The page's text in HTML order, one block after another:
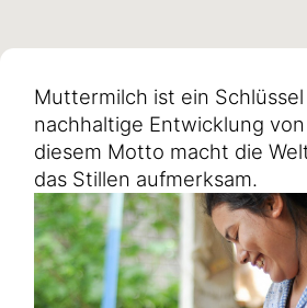
Testament und Legat
Philanthropie
Unternehmenskooperationen
Erdbeben Venezuela
Hilfe für Ukraine
Hilfe für Sudan
Hilfe für Afghanistan
Alle Nothilfe-Projekte
Jahresbericht und Finanzen
Afrika
Asien
Lateinamerika
Naher Osten und Europa
Muttermilch ist ein
nachhaltige Entwicklung
diesem Motto macht die
das Stillen aufmerksam.